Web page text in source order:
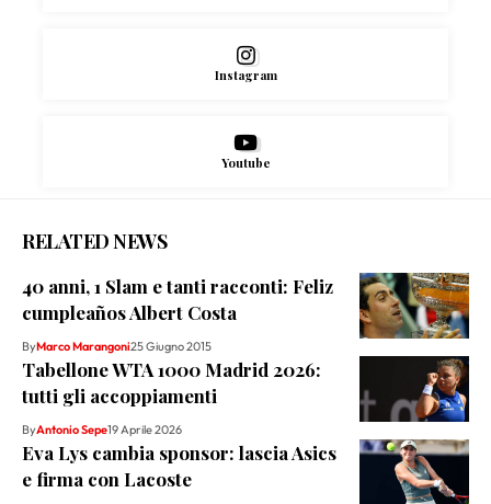
Instagram
Youtube
RELATED NEWS
40 anni, 1 Slam e tanti racconti: Feliz
cumpleaños Albert Costa
ByMarco Marangoni25 Giugno 2015
Tabellone WTA 1000 Madrid 2026:
tutti gli accoppiamenti
ByAntonio Sepe19 Aprile 2026
Eva Lys cambia sponsor: lascia Asics
e firma con Lacoste